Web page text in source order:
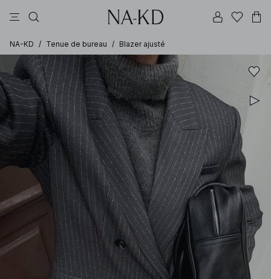
NA-KD / Tenue de bureau / Blazer ajusté